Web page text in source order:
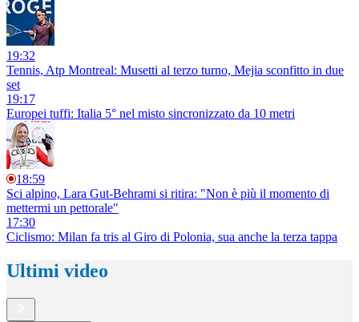
19:32
Tennis, Atp Montreal: Musetti al terzo turno, Mejia sconfitto in due
set
19:17
Europei tuffi: Italia 5° nel misto sincronizzato da 10 metri
18:59
Sci alpino, Lara Gut-Behrami si ritira: "Non è più il momento di
mettermi un pettorale"
17:30
Ciclismo: Milan fa tris al Giro di Polonia, sua anche la terza tappa
Ultimi video